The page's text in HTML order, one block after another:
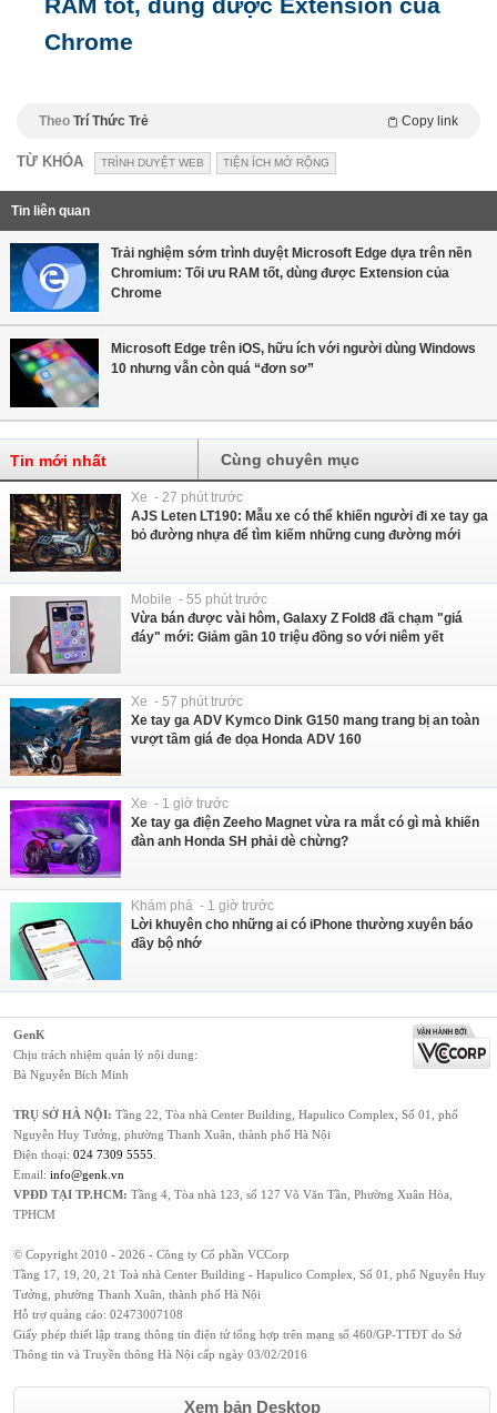
Chrome
Theo Trí Thức Trẻ Copy link
TỪ KHÓA TRÌNH DUYỆT WEB TIỆN ÍCH MỞ RỘNG
Tin liên quan
Trải nghiệm sớm trình duyệt Microsoft Edge dựa trên nền
Chromium: Tối ưu RAM tốt, dùng được Extension của
Chrome
Microsoft Edge trên iOS, hữu ích với người dùng Windows
10 nhưng vẫn còn quá “đơn sơ”
Tin mới nhất Cùng chuyên mục
Xe - 27 phút trước
AJS Leten LT190: Mẫu xe có thể khiến người đi xe tay ga
bỏ đường nhựa để tìm kiếm những cung đường mới
Mobile - 55 phút trước
Vừa bán được vài hôm, Galaxy Z Fold8 đã chạm "giá
đáy" mới: Giảm gần 10 triệu đồng so với niêm yết
Xe - 57 phút trước
Xe tay ga ADV Kymco Dink G150 mang trang bị an toàn
vượt tầm giá đe dọa Honda ADV 160
Xe - 1 giờ trước
Xe tay ga điện Zeeho Magnet vừa ra mắt có gì mà khiến
đàn anh Honda SH phải dè chừng?
Khám phá - 1 giờ trước
Lời khuyên cho những ai có iPhone thường xuyên báo
đầy bộ nhớ
GenK
Chịu trách nhiệm quản lý nội dung:
Bà Nguyễn Bích Minh
TRỤ SỞ HÀ NỘI: Tầng 22, Tòa nhà Center Building, Hapulico Complex, Số 01, phố
Nguyễn Huy Tưởng, phường Thanh Xuân, thành phố Hà Nội
Điện thoại: 024 7309 5555
Email: info@genk.vn
VPĐD TẠI TP.HCM: Tầng 4, Tòa nhà 123, số 127 Võ Văn Tần, Phường Xuân Hòa,
TPHCM
© Copyright 2010 - 2026 - Công ty Cổ phần VCCorp
Tầng 17, 19, 20, 21 Toà nhà Center Building - Hapulico Complex, Số 01, phố Nguyễn Huy
Tưởng, phường Thanh Xuân, thành phố Hà Nội
Hỗ trợ quảng cáo: 02473007108
Giấy phép thiết lập trang thông tin điện tử tổng hợp trên mạng số 460/GP-TTĐT do Sở
Thông tin và Truyền thông Hà Nội cấp ngày 03/02/2016
Xem bản Desktop